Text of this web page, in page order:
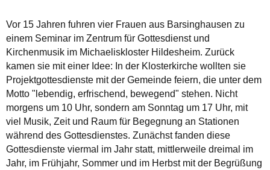
Vor 15 Jahren fuhren vier Frauen aus Barsinghausen zu
einem Seminar im Zentrum für Gottesdienst und
Kirchenmusik im Michaeliskloster Hildesheim. Zurück
kamen sie mit einer Idee: In der Klosterkirche wollten sie
Projektgottesdienste mit der Gemeinde feiern, die unter dem
Motto "lebendig, erfrischend, bewegend" stehen. Nicht
morgens um 10 Uhr, sondern am Sonntag um 17 Uhr, mit
viel Musik, Zeit und Raum für Begegnung an Stationen
während des Gottesdienstes. Zunächst fanden diese
Gottesdienste viermal im Jahr statt, mittlerweile dreimal im
Jahr, im Frühjahr, Sommer und im Herbst mit der Begrüßung